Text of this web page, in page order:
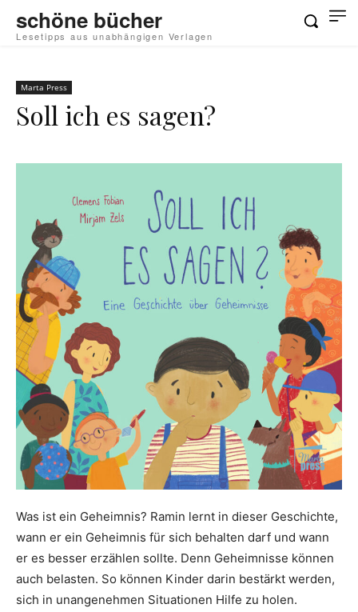
schöne bücher
Lesetipps aus unabhängigen Verlagen
Marta Press
Soll ich es sagen?
Was ist ein Geheimnis? Ramin lernt in dieser Geschichte,
wann er ein Geheimnis für sich behalten darf und wann
er es besser erzählen sollte. Denn Geheimnisse können
auch belasten. So können Kinder darin bestärkt werden,
sich in unangenehmen Situationen Hilfe zu holen.